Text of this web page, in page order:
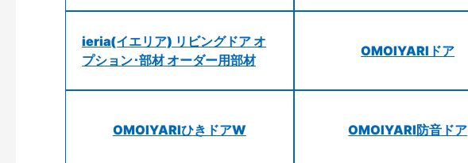
ieria(イエリア) リビングドア オ
プション･部材 オーダー用部材
OMOIYARIドア
OMOIYARIひきドアW OMOIYARI防音ドア